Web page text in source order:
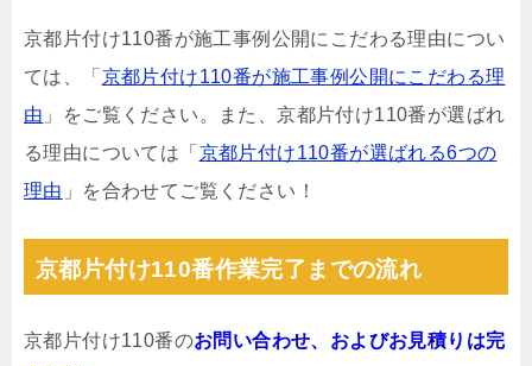
京都片付け110番が施工事例公開にこだわる理由につい
ては、「 京都片付け110番が施工事例公開にこだわる理
由 」をご覧ください。また、京都片付け110番が選ばれ
る理由については「 京都片付け110番が選ばれる6つの
理由 」を合わせてご覧ください！
京都片付け110番作業完了までの流れ
京都片付け110番のお問い合わせ、およびお見積りは完